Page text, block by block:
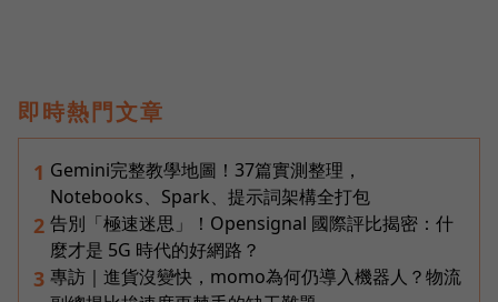
即時熱門文章
1 Gemini完整教學地圖！37篇實測整理，
Notebooks、Spark、提示詞架構全打包
2 告別「極速迷思」！Opensignal 國際評比揭密：什
麼才是 5G 時代的好網路？
3 專訪｜進貨沒變快，momo為何仍導入機器人？物流